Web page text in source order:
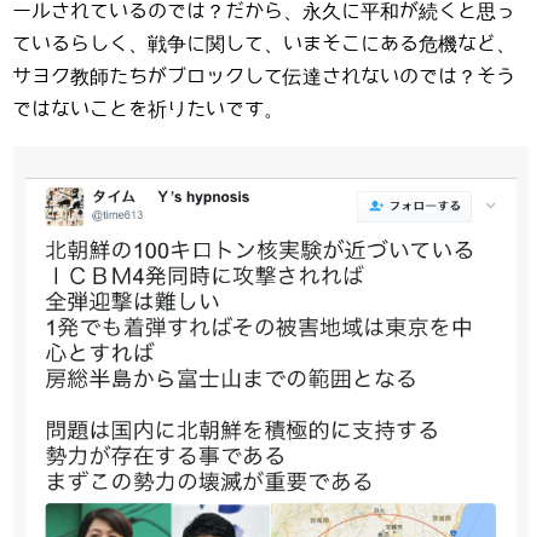
ールされているのでは？だから、永久に平和が続くと思っ
ているらしく、戦争に関して、いまそこにある危機など、
サヨク教師たちがブロックして伝達されないのでは？そう
ではないことを祈りたいです。